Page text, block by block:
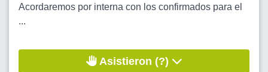
Acordaremos por interna con los confirmados para el
...
Asistieron (?)